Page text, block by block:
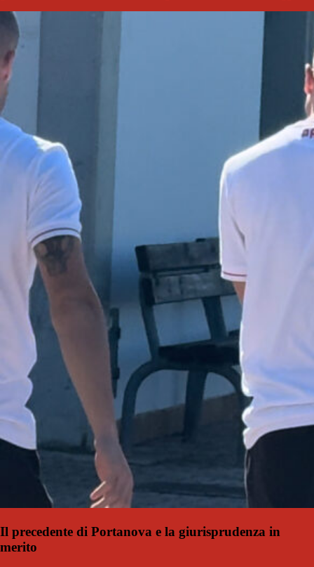
Il precedente di Portanova e la giurisprudenza in
merito